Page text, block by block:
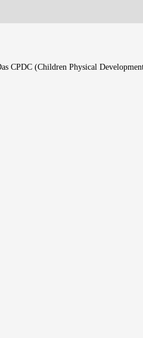
CPDC (Children Physical